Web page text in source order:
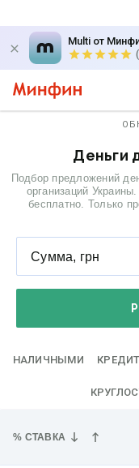
Multi от
Деньги
Подбор предложений
организаций
бесплатно. Только
Сумма, грн
НАЛИЧНЫМИ
% СТАВКА